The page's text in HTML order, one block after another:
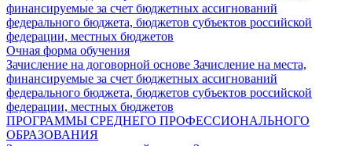
финансируемые за счет бюджетных ассигнований
федерального бюджета, бюджетов субъектов российской
федерации, местных бюджетов
Очная форма обучения
Зачисление на договорной основе Зачисление на места,
финансируемые за счет бюджетных ассигнований
федерального бюджета, бюджетов субъектов российской
федерации, местных бюджетов
ПРОГРАММЫ СРЕДНЕГО ПРОФЕССИОНАЛЬНОГО
ОБРАЗОВАНИЯ